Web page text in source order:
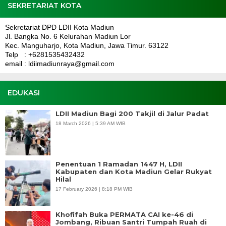
SEKRETARIAT KOTA
Sekretariat DPD LDII Kota Madiun
Jl. Bangka No. 6 Kelurahan Madiun Lor
Kec. Manguharjo, Kota Madiun, Jawa Timur. 63122
Telp : +6281535432432
email : ldiimadiunraya@gmail.com
EDUKASI
LDII Madiun Bagi 200 Takjil di Jalur Padat
18 March 2026 | 5:39 AM WIB
Penentuan 1 Ramadan 1447 H, LDII
Kabupaten dan Kota Madiun Gelar Rukyat
Hilal
17 February 2026 | 8:18 PM WIB
Khofifah Buka PERMATA CAI ke-46 di
Jombang, Ribuan Santri Tumpah Ruah di